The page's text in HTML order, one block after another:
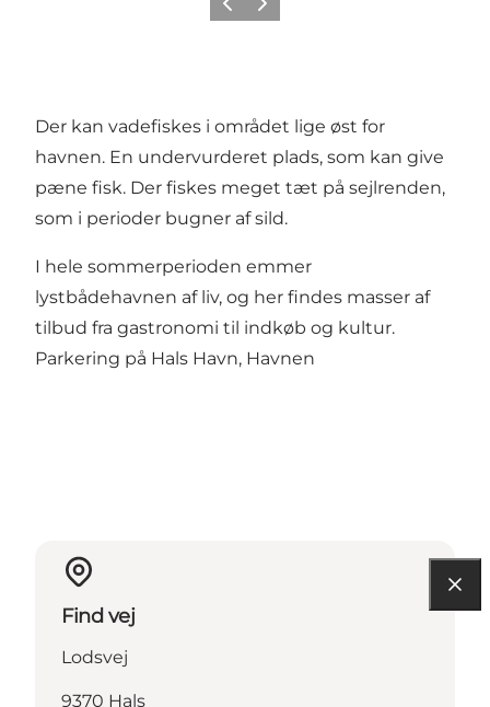
ForrigeNæste
Der kan vadefiskes i området lige øst for
havnen. En undervurderet plads, som kan give
pæne fisk. Der fiskes meget tæt på sejlrenden,
som i perioder bugner af sild.
I hele sommerperioden emmer
lystbådehavnen af liv, og her findes masser af
tilbud fra gastronomi til indkøb og kultur.
Parkering på Hals Havn, Havnen
Find vej
Lodsvej
9370 Hals